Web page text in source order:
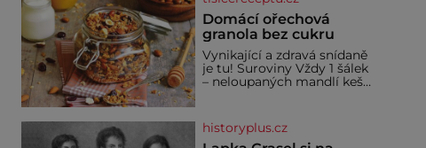
soustředění i odpočinek a
reaguje na každou etapu
života a specifické potřeby
dítěte. Pro nejmenší je
klíčová jednoduchost,
měkkost a bezpečí, proto
by pokoj miminka měl
Domácí ořechová
granola bez cukru
Vynikající a zdravá snídaně
je tu! Suroviny Vždy 1 šálek
– neloupaných mandlí kešu
semínek dýně rozinek 3
šálky ovesných vloček 1
historyplus.cz